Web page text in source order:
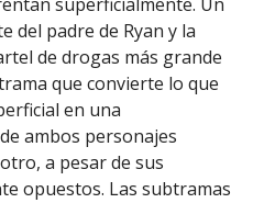
padre de Ryan y la
de drogas más grande
que convierte lo que
en una
ambos personajes
a pesar de sus
opuestos. Las subtramas